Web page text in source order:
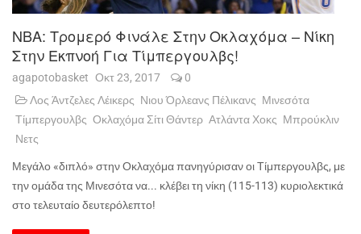
NBA: Τρομερό Φινάλε Στην Οκλαχόμα – Νίκη
Στην Εκπνοή Για Τίμπεργουλβς!
agapotobasket Οκτ 23, 2017
0
Λος Άντζελες Λέικερς Νιου Όρλεανς Πέλικανς Μινεσότα
Τίμπεργουλβς Οκλαχόμα Σίτι Θάντερ Ατλάντα Χοκς Μπρούκλιν
Νετς
Μεγάλο «διπλό» στην Οκλαχόμα πανηγύρισαν οι Τίμπεργουλβς, με
την ομάδα της Μινεσότα να... κλέβει τη νίκη (115-113) κυριολεκτικά
στο τελευταίο δευτερόλεπτο!